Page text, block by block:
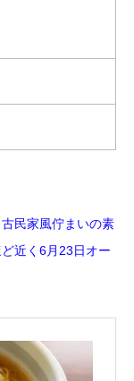
民家風佇まいの素
近く6月23日オー